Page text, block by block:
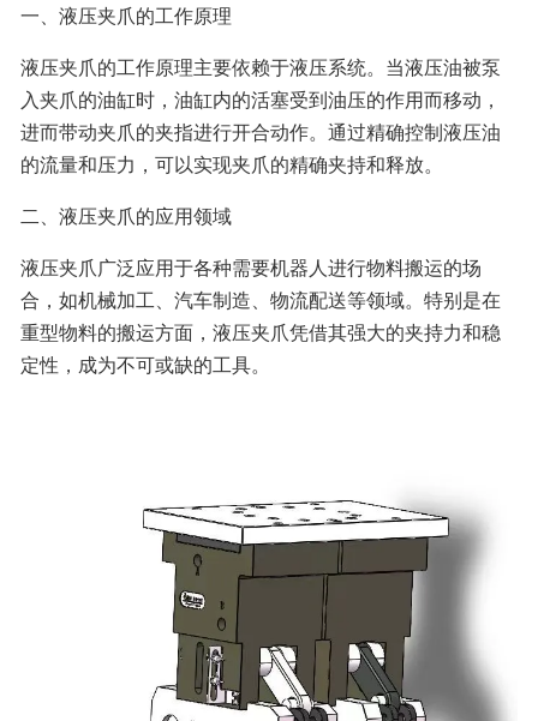
一、液压夹爪的工作原理
液压夹爪的工作原理主要依赖于液压系统。当液压油被泵
入夹爪的油缸时，油缸内的活塞受到油压的作用而移动，
进而带动夹爪的夹指进行开合动作。通过精确控制液压油
的流量和压力，可以实现夹爪的精确夹持和释放。
二、液压夹爪的应用领域
液压夹爪广泛应用于各种需要机器人进行物料搬运的场
合，如机械加工、汽车制造、物流配送等领域。特别是在
重型物料的搬运方面，液压夹爪凭借其强大的夹持力和稳
定性，成为不可或缺的工具。